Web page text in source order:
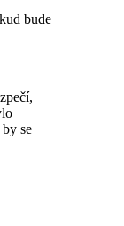
bude
se